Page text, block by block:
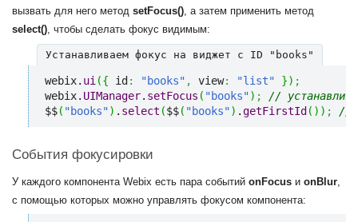
вызвать для него метод setFocus(), а затем применить метод
select(), чтобы сделать фокус видимым:
Устанавливаем фокус на виджет с ID "books"
webix. ui ({ id : "books" , view: "list" }) ;
webix. UIManager. setFocus ( "books") ;
//
$$( "books") . select ($$( "books") .getFirstId ( ) ) ; //
События фокусировки
У каждого компонента Webix есть пара событий onFocus и onBlur
с помощью которых можно управлять фокусом компонента: